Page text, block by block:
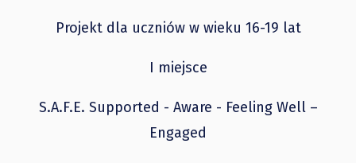
Projekt dla uczniów w wieku 16-19 lat
I miejsce
S.A.F.E. Supported - Aware - Feeling Well –
Engaged